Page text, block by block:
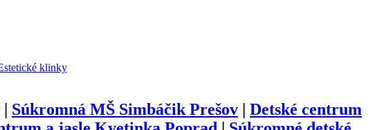
klinky
Súkromná MŠ Simbáčik Prešov
Detské centrum